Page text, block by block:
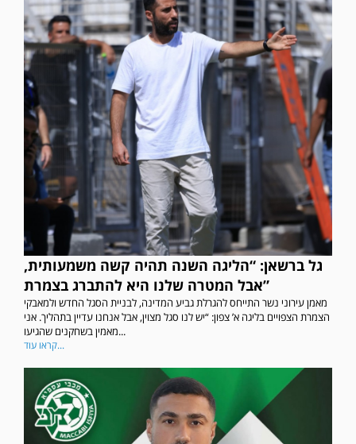
גל ברשאן: “הליגה השנה תהיה קשה משמעותית,
אבל המטרה שלנו היא להתברג בצמרת”
מאמן עירוני נשר התייחס להגרלת גביע המדינה, לבניית הסגל החדש ולמאבקי
הצמרת הצפויים בליגה א’ צפון: “יש לנו סגל מצוין, אבל אנחנו עדיין בתהליך. אני
מאמין בשחקנים שהגיעו...
קראו עוד...